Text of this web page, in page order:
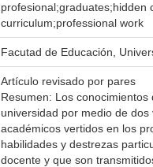
profesional;graduates;hidden
curriculum;professional work
Facutad de Educación,
Artículo revisado por pares
Resumen: Los
universidad por medio de
académicos vertidos en los
habilidades y destrezas
docente y que son